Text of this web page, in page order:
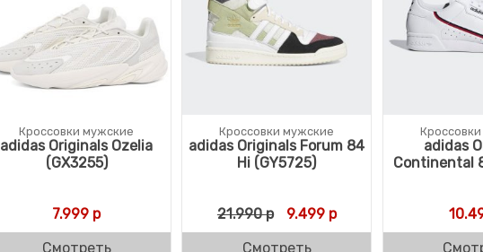
Кроссовки мужские
adidas Originals Ozelia
(GX3255)
7.999 р
Смотреть
Кроссовки мужские
adidas Originals Forum 84
Hi (GY5725)
21.990р Первоначальная цена
9.499рТекущая цена: 9.499
Смотреть
adidas
Continental